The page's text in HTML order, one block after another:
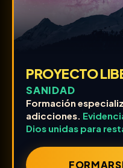
PROYECTO
SANIDAD
Formación
adicciones.
Dios unidas para